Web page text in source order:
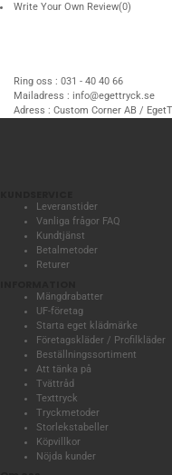
Write Your Own Review(0)
Ring oss : 031 - 40 40 66
Mailadress : info@egettryck.se
Adress : Custom Corner AB /
Leveranstider
Vanliga frågor FAQ
Kundtjänst
Betalmetoder
Returer
Mängdrabatter
UF-företag
Starta eget klädmärke
Företagskläder / Profilkläder
Beställningssortiment
Att tänka på
Tvättråd
Texttryck
Tryckmetoder
Storlekstabeller
Köpvillkor
Nöjda kunder